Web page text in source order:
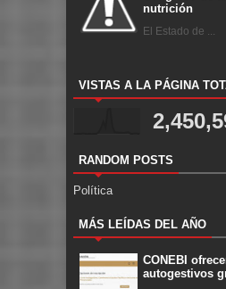
nutrición
El Estado de ...
VISTAS A LA PÁGINA
RANDOM POSTS
Política
MÁS LEÍDAS DEL AÑO
CONEBI
autogestivos